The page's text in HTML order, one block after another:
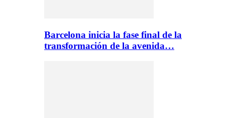
Barcelona inicia la fase final de la
transformación de la avenida…